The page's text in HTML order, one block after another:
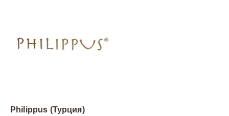
Philippus (Турция)